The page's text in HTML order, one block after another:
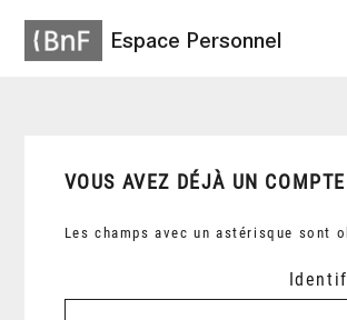
Espace Personnel
VOUS AVEZ DÉJÀ UN
Les champs avec un astérisque sont